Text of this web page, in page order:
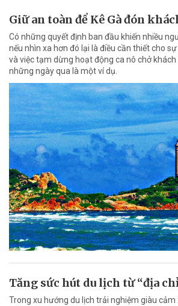
Giữ an toàn để Kê Gà đón
Có những quyết định ban đầu khiến nhiều
nếu nhìn xa hơn đó lại là điều cần thiết cho
và việc tạm dừng hoạt động ca nô chở khách
những ngày qua là một ví dụ.
Tăng sức hút du lịch từ “địa
Trong xu hướng du lịch trải nghiệm giàu cảm